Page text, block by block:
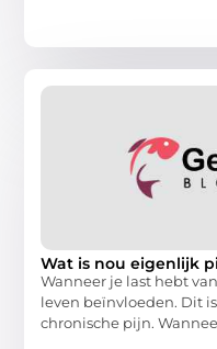
Wat is nou eigenlijk
Wanneer je last hebt
leven beïnvloeden. Dit
chronische pijn.